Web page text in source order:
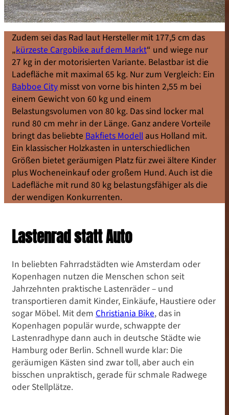
Zudem sei das Rad laut Hersteller mit 177,5 cm das
„kürzeste Cargobike auf dem Markt“ und wiege nur
27 kg in der motorisierten Variante. Belastbar ist die
Ladefläche mit maximal 65 kg. Nur zum Vergleich: Ein
Babboe City misst von vorne bis hinten 2,55 m bei
einem Gewicht von 60 kg und einem
Belastungsvolumen von 80 kg. Das sind locker mal
rund 80 cm mehr in der Länge. Ganz andere Vorteile
bringt das beliebte Bakfiets Modell aus Holland mit.
Ein klassischer Holzkasten in unterschiedlichen
Größen bietet geräumigen Platz für zwei ältere Kinder
plus Wocheneinkauf oder großem Hund. Auch ist die
Ladefläche mit rund 80 kg belastungsfähiger als die
der wendigen Konkurrenten.
Lastenrad statt Auto
In beliebten Fahrradstädten wie Amsterdam oder
Kopenhagen nutzen die Menschen schon seit
Jahrzehnten praktische Lastenräder – und
transportieren damit Kinder, Einkäufe, Haustiere oder
sogar Möbel. Mit dem Christiania Bike, das in
Kopenhagen populär wurde, schwappte der
Lastenradhype dann auch in deutsche Städte wie
Hamburg oder Berlin. Schnell wurde klar: Die
geräumigen Kästen sind zwar toll, aber auch ein
bisschen unpraktisch, gerade für schmale Radwege
oder Stellplätze.